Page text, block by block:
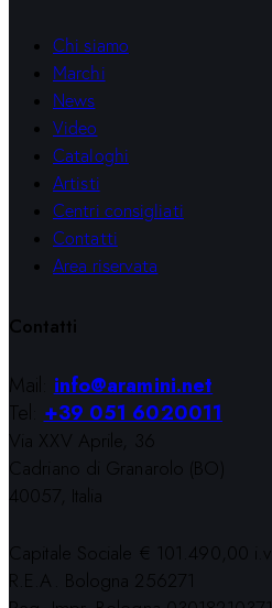
Chi siamo
Marchi
News
Video
Cataloghi
Artisti
Centri consigliati
Contatti
Area riservata
Contatti
Mail:info@aramini.net
Tel:+39 051 6020011
Via XXV Aprile, 36
Cadriano di Granarolo (BO)
40057, Italia
Capitale Sociale € 101.490,00 i.v.
R.E.A. Bologna 256271